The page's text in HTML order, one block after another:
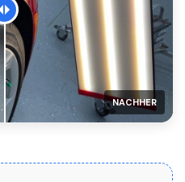
NACHHER